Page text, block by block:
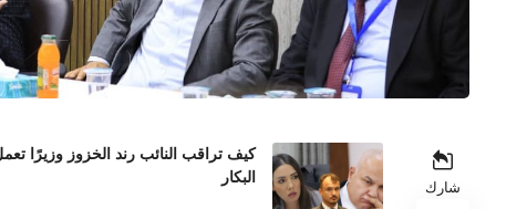
شارك
كيف تراقب النائب رند الخزوز وزيرًا
البكار